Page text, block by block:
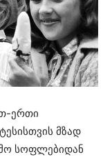
ერთი
მზად
სოფლებიდან